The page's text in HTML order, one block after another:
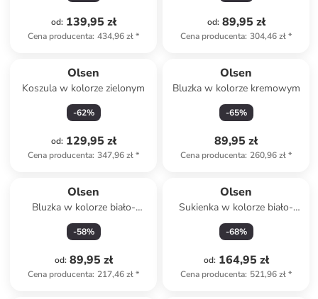
od: 139,95 zł
Cena producenta: 434,96 zł*
od: 89,95 zł
Cena producenta: 304,46 zł*
Olsen
Koszula w kolorze zielonym
-62%
od: 129,95 zł
Cena producenta: 347,96 zł*
Olsen
Bluzka w kolorze kremowym
-65%
89,95 zł
Cena producenta: 260,96 zł*
Olsen
Bluzka w kolorze biało-
czarnym
-58%
od: 89,95 zł
Cena producenta: 217,46 zł*
Olsen
Sukienka w kolorze biało-
oliwkowym
-68%
od: 164,95 zł
Cena producenta: 521,96 zł*